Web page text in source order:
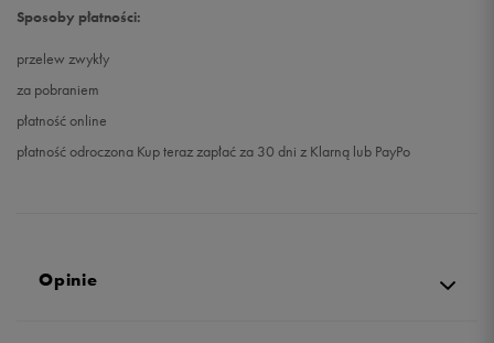
Sposoby płatności:
przelew zwykły
za pobraniem
płatność online
płatność odroczona Kup teraz zapłać za 30 dni z Klarną lub PayPo
Opinie